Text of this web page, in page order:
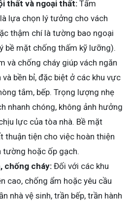
thất và ngoại thất: Tấm
lựa chọn lý tưởng cho vách
thậm chí là tường bao ngoại
bề mặt chống thấm kỹ lưỡng).
và chống cháy giúp vách ngăn
bền bỉ, đặc biệt ở các khu vực
tắm, bếp. Trọng lượng nhẹ
nhanh chóng, không ảnh hưởng
lực của tòa nhà. Bề mặt
thuận tiện cho việc hoàn thiện
tường hoặc ốp gạch.
chống cháy:Đối với các khu
cao, chống ẩm hoặc yêu cầu
nhà vệ sinh, trần bếp, trần hành